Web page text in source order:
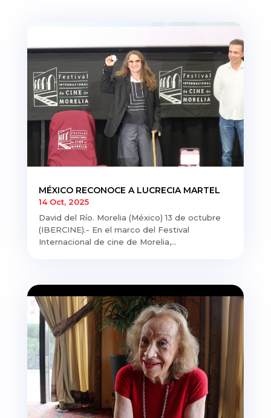
MÉXICO RECONOCE A LUCRECIA MARTEL
14 Oct, 2025
David del Río. Morelia (México) 13 de octubre
(IBERCINE).- En el marco del Festival
Internacional de cine de Morelia,...